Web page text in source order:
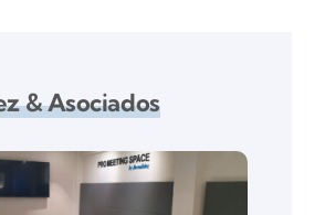
& Asociados